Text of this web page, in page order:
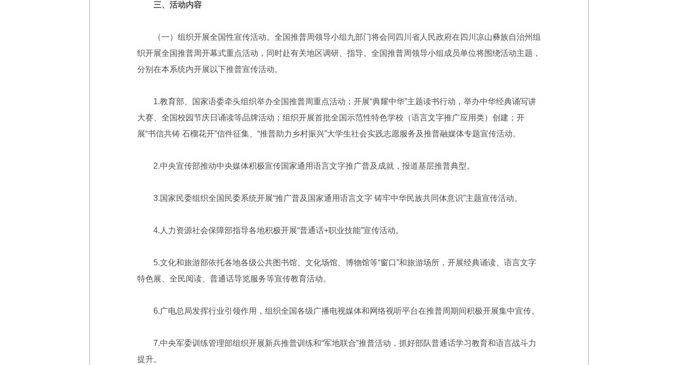
三、活动内容
（一）组织开展全国性宣传活动。全国推普周领导小组九部门将会同四川省人民政府在四川凉山彝族自治州组
织开展全国推普周开幕式重点活动，同时赴有关地区调研、指导。全国推普周领导小组成员单位将围绕活动主题，
分别在本系统内开展以下推普宣传活动。
1.教育部、国家语委牵头组织举办全国推普周重点活动；开展“典耀中华”主题读书行动，举办中华经典诵写讲
大赛、全国校园节庆日诵读等品牌活动；组织开展首批全国示范性特色学校（语言文字推广应用类）创建；开
展“书信共铸 石榴花开”信件征集、“推普助力乡村振兴”大学生社会实践志愿服务及推普融媒体专题宣传活动。
2.中央宣传部推动中央媒体积极宣传国家通用语言文字推广普及成就，报道基层推普典型。
3.国家民委组织全国民委系统开展“推广普及国家通用语言文字 铸牢中华民族共同体意识”主题宣传活动。
4.人力资源社会保障部指导各地积极开展“普通话+职业技能”宣传活动。
5.文化和旅游部依托各地各级公共图书馆、文化场馆、博物馆等“窗口”和旅游场所，开展经典诵读、语言文字
特色展、全民阅读、普通话导览服务等宣传教育活动。
6.广电总局发挥行业引领作用，组织全国各级广播电视媒体和网络视听平台在推普周期间积极开展集中宣传。
7.中央军委训练管理部组织开展新兵推普训练和“军地联合”推普活动，抓好部队普通话学习教育和语言战斗力
提升。